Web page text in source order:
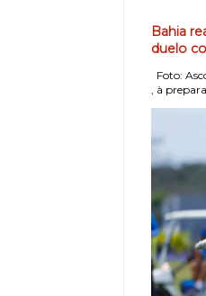
Bahia
duelo
Foto:
, à